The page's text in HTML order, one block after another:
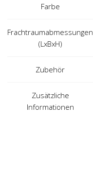
Farbe
Frachtraumabmessungen
(LxBxH)
Zubehör
Zusätzliche
Informationen